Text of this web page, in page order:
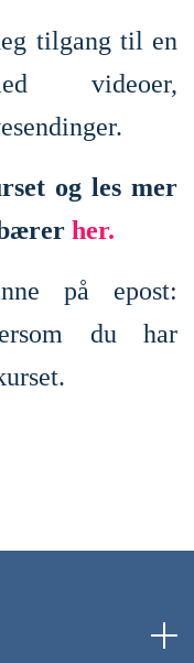
tilgang til en
videoer,
og les mer
her.
på epost:
du har